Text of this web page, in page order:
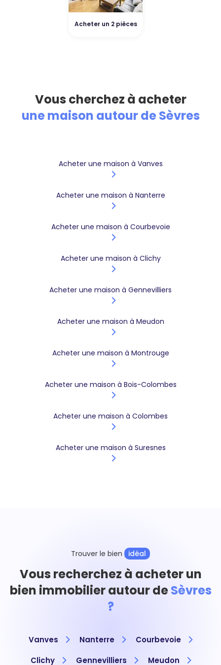
Acheter un 2 pièces
Vous cherchez à acheter
une maison autour de Sèvres
Acheter une maison à Vanves
Acheter une maison à Nanterre
Acheter une maison à Courbevoie
Acheter une maison à Clichy
Acheter une maison à Gennevilliers
Acheter une maison à Meudon
Acheter une maison à Montrouge
Acheter une maison à Bois-Colombes
Acheter une maison à Colombes
Acheter une maison à Suresnes
Trouver le bien idéal
Vous recherchez à acheter un
bien immobilier autour deSèvres
?
Vanves Nanterre
Courbevoie
Clichy
Gennevilliers
Meudon